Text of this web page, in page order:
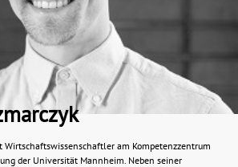
Wirtschaftswissenschaftler am Kompetenzzentrum
der Universität Mannheim. Neben seiner